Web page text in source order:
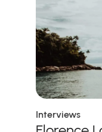
Interviews